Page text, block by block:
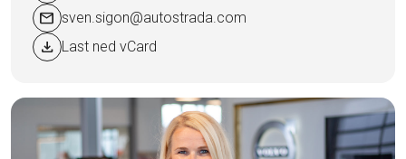
mail sven.sigon@autostrada.com
download Last ned vCard